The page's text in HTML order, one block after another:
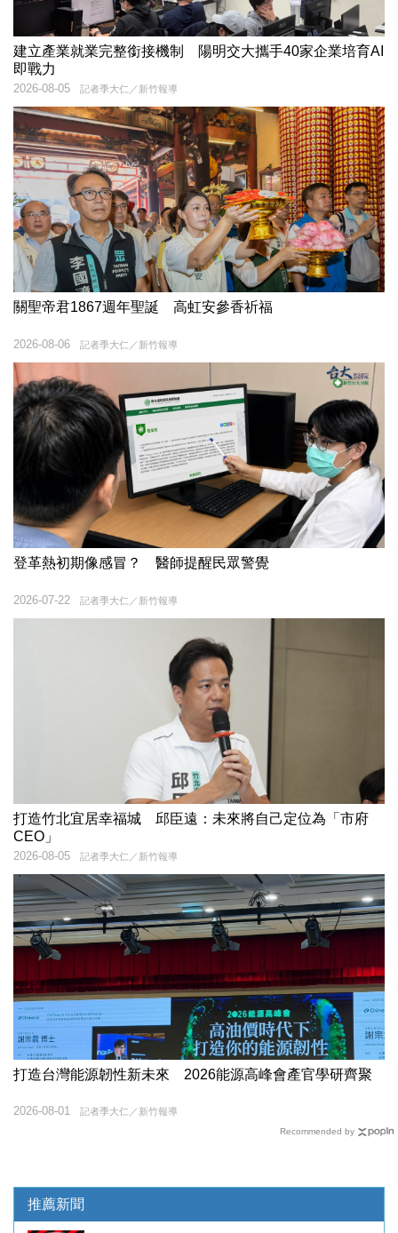
建立產業就業完整銜接機制 陽明交大攜手40家企業培育AI
即戰力
記者季大仁／新竹報導
2026-08-05
關聖帝君1867週年聖誕 高虹安參香祈福
記者季大仁／新竹報導
2026-08-06
登革熱初期像感冒？ 醫師提醒民眾警覺
記者季大仁／新竹報導
2026-07-22
打造竹北宜居幸福城 邱臣遠：未來將自己定位為「市府
CEO」
記者季大仁／新竹報導
2026-08-05
打造台灣能源韌性新未來 2026能源高峰會產官學研齊聚
記者季大仁／新竹報導
2026-08-01
Recommended by
推薦新聞